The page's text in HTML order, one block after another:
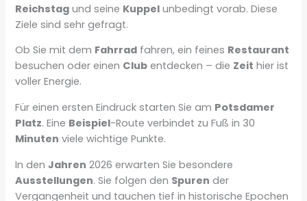
Reichstag und seine Kuppel unbedingt vorab. Diese
Ziele sind sehr gefragt.
Ob Sie mit dem Fahrrad fahren, ein feines Restaurant
besuchen oder einen Club entdecken – die Zeit hier ist
voller Energie.
Für einen ersten Eindruck starten Sie am Potsdamer
Platz. Eine Beispiel-Route verbindet zu Fuß in 30
Minuten viele wichtige Punkte.
In denJahren 2026 erwarten Sie besondere
Ausstellungen. Sie folgen den Spuren der
Vergangenheit und tauchen tief in historische Epochen